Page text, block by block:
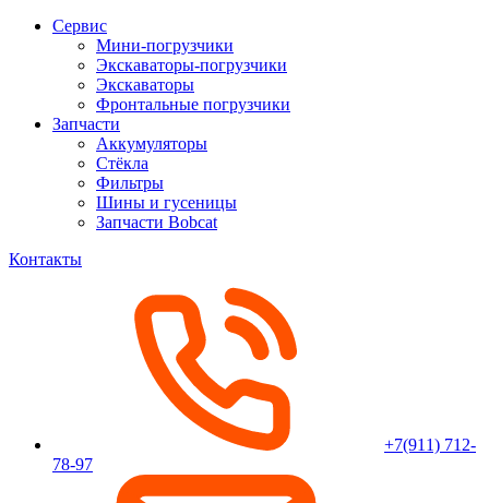
Сервис
Мини-погрузчики
Экскаваторы-погрузчики
Экскаваторы
Фронтальные погрузчики
Запчасти
Аккумуляторы
Стёкла
Фильтры
Шины и гусеницы
Запчасти Bobcat
Контакты
+7(911) 712-
78-97